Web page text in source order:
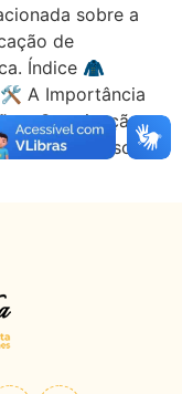
sobre a
de
Índice 🧥
🛠️ A Importância
e Setorização
sobre